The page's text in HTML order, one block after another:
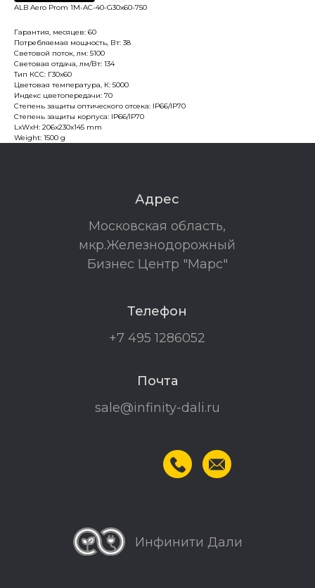
ALB Aero Prom 1M-AC-40-G30x60-750
Гарантия, месяцев: 60
Потребляемая мощность, Вт: 38
Световой поток, лм: 5100
Световая отдача, лм/Вт: 134
Тип КСС: Г30х60
Цветовая температура, К: 5000
Индекс цветопередачи: 70
Степень защиты оптического отсека: IP66/IP70
Степень защиты корпуса: IP66/IP70
LxWxH: 206x230x145 mm
Weight: 1500 g
Адрес
Московская область,
мкр.Железнодорожный
Бизнес Центр "Марс"
Телефон
+7 495 1286052
Почта
sale@infinity-dali.ru
Инфинити Дали